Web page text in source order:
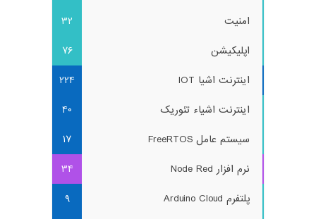
امنیت
32
اپلیکیشن
76
اینترنت اشیا IOT
224
اینترنت اشیاء تئوریک
40
سیستم عامل FreeRTOS
17
نرم افزار Node Red
34
پلتفرم Arduino Cloud
9